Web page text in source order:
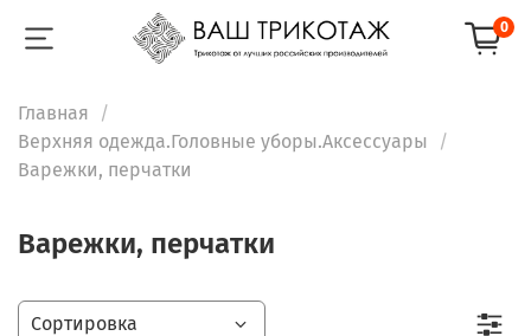
0
Главная
Верхняя одежда.Головные уборы.Аксессуары
Варежки, перчатки
Варежки, перчатки